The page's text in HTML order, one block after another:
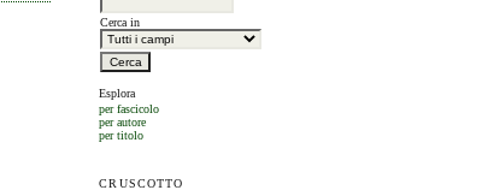
Cerca in
Esplora
per fascicolo
per autore
per titolo
CRUSCOTTO